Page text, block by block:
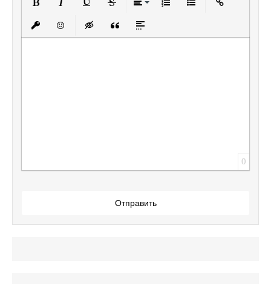
Вставить защищенную ссылку
Вставить смайлик
Вставка скрытого текста
Вставка цитаты
Вставка спойлера
0
Отправить